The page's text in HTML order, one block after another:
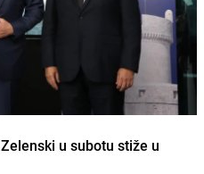
u subotu stiže u